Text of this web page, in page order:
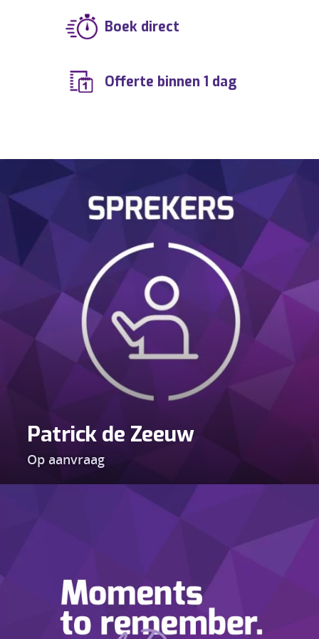
event? Laat u vrijblijvend informeren via:
MANAGEMENT Frederique van der Wal,
der Wal, ENTERTAINMENTBURO Frederique
van der Wal, ARTIESTENBUREAU Frederique
van der Wal, BOEKINGSKANTOOR
Frederique van der Wal, IMPRESARIAAT
Frederique van der Wal, MUZIEKBUREAU
Frederique van der Wal,
ARTIESTENBOEKINGSBUREAU Frederique
van der Wal, ARTIESTENBOEKINGSBURO
Frederique van der Wal,
ARTIESTENBOEKINGSKANTOOR Frederique
van der Wal.
Boek direct
Offerte binnen 1 dag
Patrick de Zeeuw
Op aanvraag